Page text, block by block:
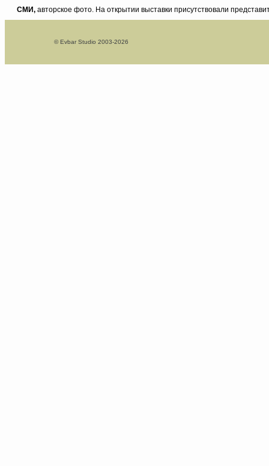
СМИ, авторское фото. На открытии выставки присутствовали
© Evbar Studio 2003-2026